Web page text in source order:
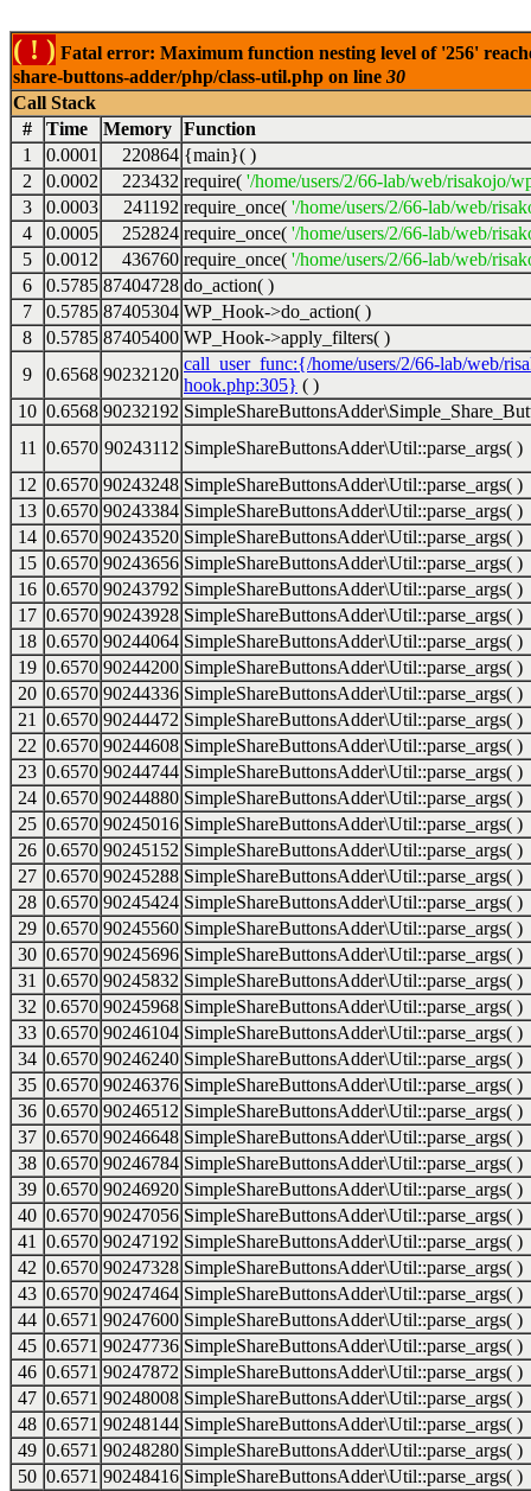
( ! ) Fatal error: Maximum function nesting level of '256'
share-buttons-adder/php/class-util.php on line 30
Call Stack
#
Time Memory Function
1
0.0001 220864 {main}( )
2
0.0002 223432 require( '/home/users/2/66-lab/web/risakojo/
3
0.0003 241192 require_once( '/home/users/2/66-lab/web/
4
0.0005 252824 require_once( '/home/users/2/66-lab/web/
5
0.0012 436760 require_once( '/home/users/2/66-lab/web/
6
0.5785 87404728 do_action( )
7
0.5785 87405304 WP_Hook->do_action( )
8
0.5785 87405400 WP_Hook->apply_filters( )
9
0.6568 90232120
call_user_func:{/home/users/2/66-lab/web/
hook.php:305} ( )
10 0.6568 90232192
11
0.6570 90243112 SimpleShareButtonsAdder\Util::parse_args( )
12 0.6570 90243248 SimpleShareButtonsAdder\Util::parse_args( )
13 0.6570 90243384 SimpleShareButtonsAdder\Util::parse_args( )
14 0.6570 90243520 SimpleShareButtonsAdder\Util::parse_args( )
15 0.6570 90243656 SimpleShareButtonsAdder\Util::parse_args( )
16 0.6570 90243792 SimpleShareButtonsAdder\Util::parse_args( )
17 0.6570 90243928 SimpleShareButtonsAdder\Util::parse_args( )
18 0.6570 90244064 SimpleShareButtonsAdder\Util::parse_args( )
19 0.6570 90244200 SimpleShareButtonsAdder\Util::parse_args( )
20 0.6570 90244336 SimpleShareButtonsAdder\Util::parse_args( )
21
0.6570 90244472 SimpleShareButtonsAdder\Util::parse_args( )
22 0.6570 90244608 SimpleShareButtonsAdder\Util::parse_args( )
23 0.6570 90244744 SimpleShareButtonsAdder\Util::parse_args( )
24 0.6570 90244880 SimpleShareButtonsAdder\Util::parse_args( )
25 0.6570 90245016 SimpleShareButtonsAdder\Util::parse_args( )
26 0.6570 90245152 SimpleShareButtonsAdder\Util::parse_args( )
27 0.6570 90245288 SimpleShareButtonsAdder\Util::parse_args( )
28 0.6570 90245424 SimpleShareButtonsAdder\Util::parse_args( )
29 0.6570 90245560 SimpleShareButtonsAdder\Util::parse_args( )
30 0.6570 90245696 SimpleShareButtonsAdder\Util::parse_args( )
31
0.6570 90245832 SimpleShareButtonsAdder\Util::parse_args( )
32 0.6570 90245968 SimpleShareButtonsAdder\Util::parse_args( )
33 0.6570 90246104 SimpleShareButtonsAdder\Util::parse_args( )
34 0.6570 90246240 SimpleShareButtonsAdder\Util::parse_args( )
35 0.6570 90246376 SimpleShareButtonsAdder\Util::parse_args( )
36 0.6570 90246512 SimpleShareButtonsAdder\Util::parse_args( )
37 0.6570 90246648 SimpleShareButtonsAdder\Util::parse_args( )
38 0.6570 90246784 SimpleShareButtonsAdder\Util::parse_args( )
39 0.6570 90246920 SimpleShareButtonsAdder\Util::parse_args( )
40 0.6570 90247056 SimpleShareButtonsAdder\Util::parse_args( )
41
0.6570 90247192 SimpleShareButtonsAdder\Util::parse_args( )
42 0.6570 90247328 SimpleShareButtonsAdder\Util::parse_args( )
43 0.6570 90247464 SimpleShareButtonsAdder\Util::parse_args( )
44 0.6571 90247600 SimpleShareButtonsAdder\Util::parse_args( )
45 0.6571 90247736 SimpleShareButtonsAdder\Util::parse_args( )
46 0.6571 90247872 SimpleShareButtonsAdder\Util::parse_args( )
47 0.6571 90248008 SimpleShareButtonsAdder\Util::parse_args( )
48 0.6571 90248144 SimpleShareButtonsAdder\Util::parse_args( )
49 0.6571 90248280 SimpleShareButtonsAdder\Util::parse_args( )
50 0.6571 90248416 SimpleShareButtonsAdder\Util::parse_args( )